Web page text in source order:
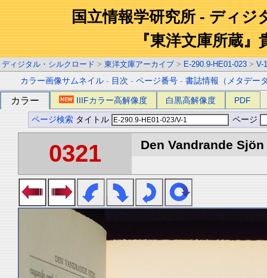
国立情報学研究所 - ディジ
『東洋文庫所蔵』
ディジタル・シルクロード > 東洋文庫アーカイブ > E-290.9-HE01-023 > V-1
カラー画像サムネイル - 目次 -ページ番号 -書誌情報（メタデー
カラー IIIFカラー高解像度 白黒高解像度 PDF
ページ検索 タイトル ページ
0321 Den Vandrande